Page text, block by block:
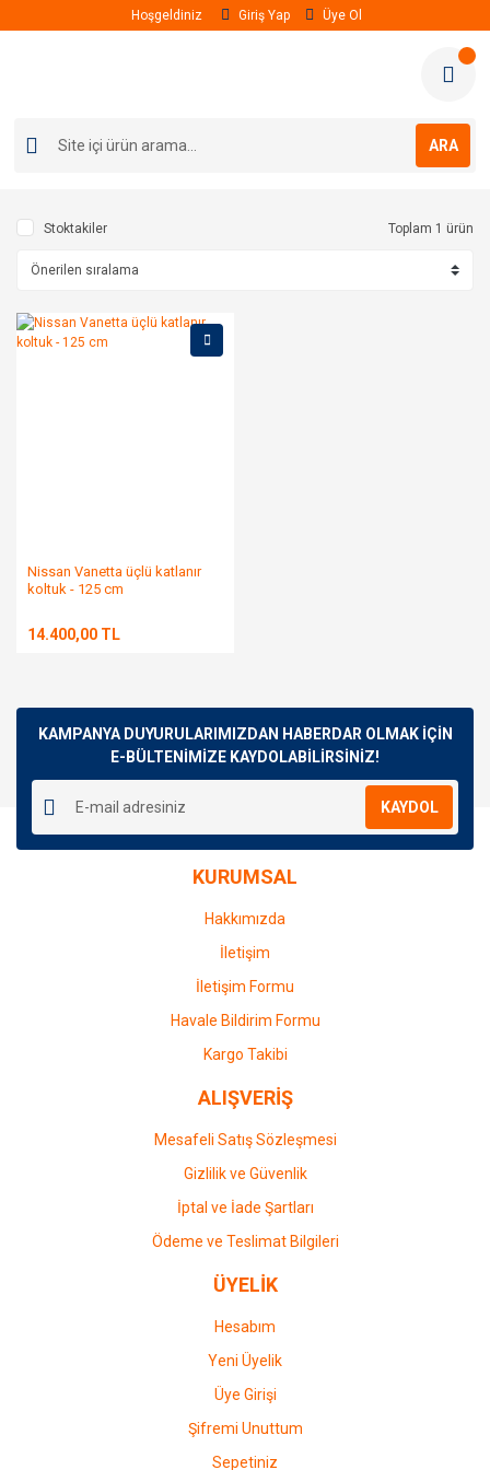
Hoşgeldiniz Giriş Yap Üye Ol
ARA
Stoktakiler Toplam 1 ürün
Nissan Vanetta üçlü katlanır
koltuk - 125 cm
14.400,00 TL
KAMPANYA DUYURULARIMIZDAN HABERDAR OLMAK İÇİN
E-BÜLTENİMİZE KAYDOLABİLİRSİNİZ!
KAYDOL
KURUMSAL
Hakkımızda
İletişim
İletişim Formu
Havale Bildirim Formu
Kargo Takibi
ALIŞVERİŞ
Mesafeli Satış Sözleşmesi
Gizlilik ve Güvenlik
İptal ve İade Şartları
Ödeme ve Teslimat Bilgileri
ÜYELİK
Hesabım
Yeni Üyelik
Üye Girişi
Şifremi Unuttum
Sepetiniz